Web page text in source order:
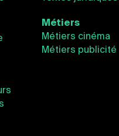
Métiers
Métiers cinéma
Métiers publicité